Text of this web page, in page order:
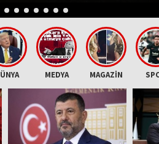
MEDYA MAGAZİN